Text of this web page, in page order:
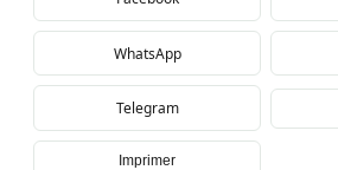
WhatsApp
Telegram
Imprimer